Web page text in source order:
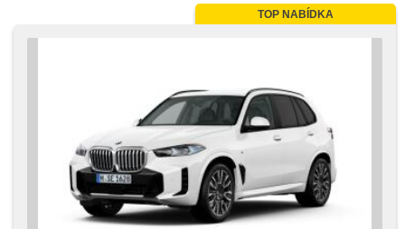
TOP NABÍDKA